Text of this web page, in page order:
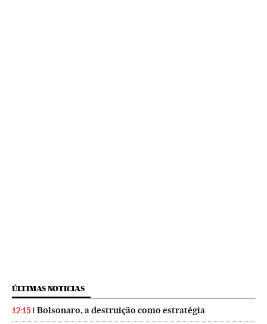
ÚLTIMAS NOTICIAS
12:15 Bolsonaro, a destruição como estratégia